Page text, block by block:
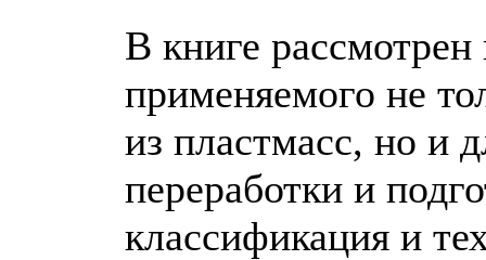
В книге рассмотрен
применяемого не
из пластмасс, но и
переработки и
классификация и